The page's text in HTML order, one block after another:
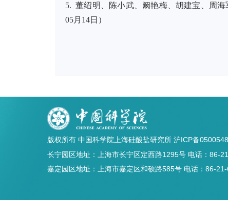
5. 董绍明、陈小武、阚艳梅、胡建宝、周海
05月14日）
版权所有 中国科学院上海硅酸盐研究所 沪ICP备
长宁园区地址：上海市长宁区定西路1295号 电话：86-
嘉定园区地址：上海市嘉定区和硕路585号 电话：86-